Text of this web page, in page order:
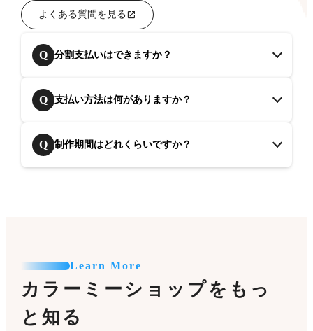
よくある質問を見る
Q 分割支払いはできますか？
Q 支払い方法は何がありますか？
Q 制作期間はどれくらいですか？
Learn More
カラーミーショップをもっ
と知る